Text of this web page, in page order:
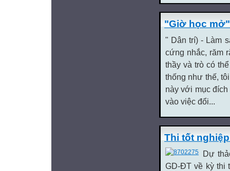
"Giờ học
" Dân trí) - Làm
cứng nhắc, răm
thầy và trò có
thống như thế,
này với mục
vào việc đổi...
Thi tốt
Dự
GD-ĐT về kỳ thi